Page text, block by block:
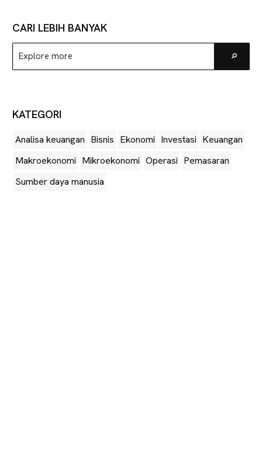
CARI LEBIH BANYAK
Explore
more
KATEGORI
Analisa keuangan Bisnis Ekonomi Investasi Keuangan
Makroekonomi Mikroekonomi Operasi Pemasaran
Sumber daya manusia